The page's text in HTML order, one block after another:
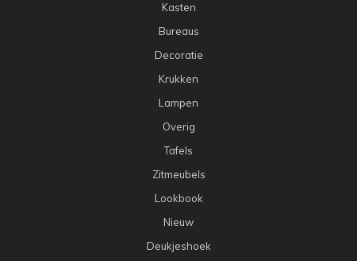
Kasten
Bureaus
Decoratie
Krukken
Lampen
Overig
Tafels
Zitmeubels
Lookbook
Nieuw
Deukjeshoek